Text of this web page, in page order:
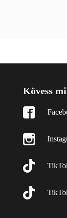
Kövess